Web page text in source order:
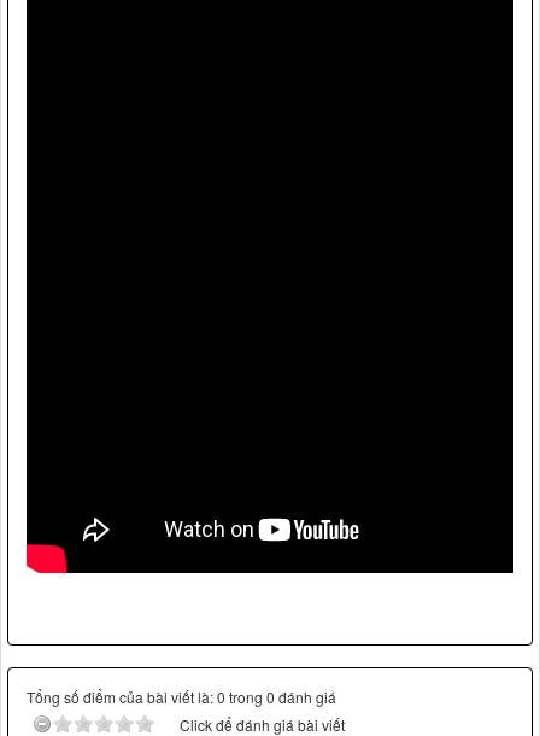
Tổng số điểm của bài viết là: 0 trong 0 đánh giá
Click để đánh giá bài viết